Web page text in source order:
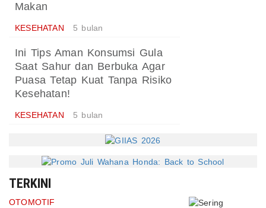
Makan
KESEHATAN 5 bulan
Ini Tips Aman Konsumsi Gula
Saat Sahur dan Berbuka Agar
Puasa Tetap Kuat Tanpa Risiko
Kesehatan!
KESEHATAN 5 bulan
TERKINI
OTOMOTIF